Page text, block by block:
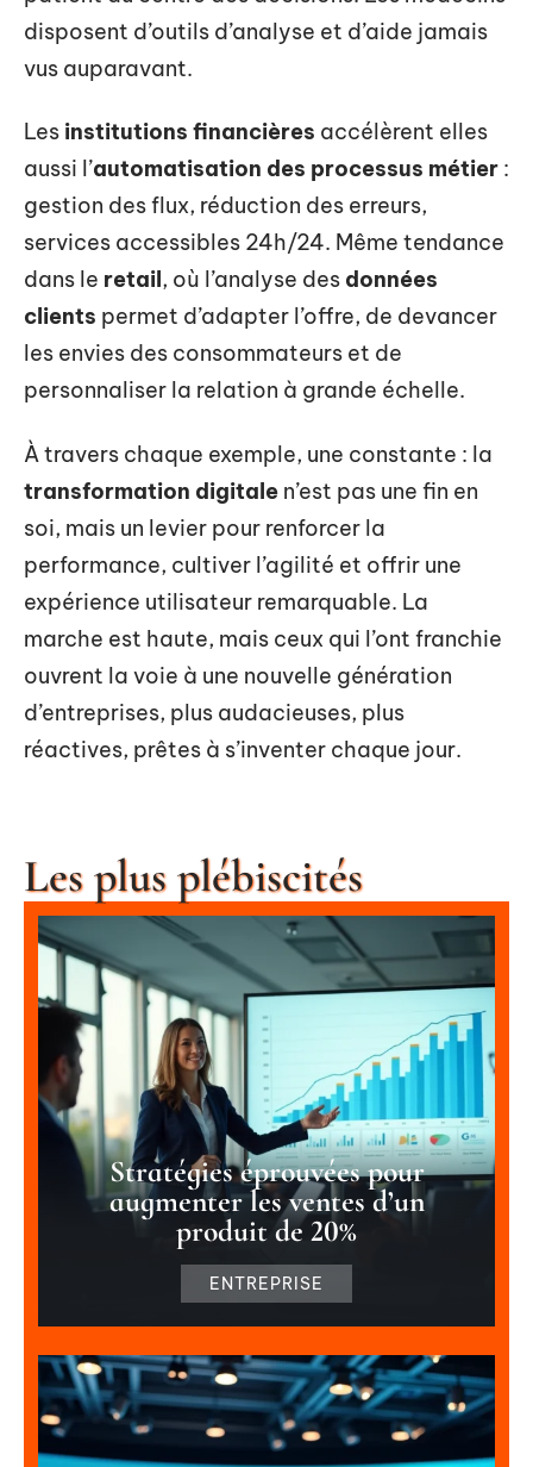
disposent d’outils d’analyse et d’aide jamais
vus auparavant.
Les institutions financières accélèrent elles
aussi l’automatisation des processus métier :
gestion des flux, réduction des erreurs,
services accessibles 24h/24. Même tendance
dans le retail, où l’analyse des données
clients permet d’adapter l’offre, de devancer
les envies des consommateurs et de
personnaliser la relation à grande échelle.
À travers chaque exemple, une constante : la
transformation digitale n’est pas une fin en
soi, mais un levier pour renforcer la
performance, cultiver l’agilité et offrir une
expérience utilisateur remarquable. La
marche est haute, mais ceux qui l’ont franchie
ouvrent la voie à une nouvelle génération
d’entreprises, plus audacieuses, plus
réactives, prêtes à s’inventer chaque jour.
Les plus plébiscités
Stratégies éprouvées pour
augmenter les ventes d’un
produit de 20%
ENTREPRISE